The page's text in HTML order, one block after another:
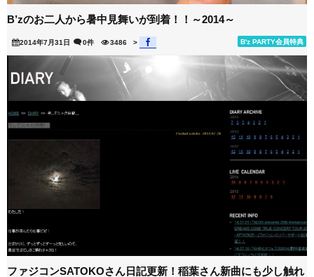
B’zのお二人から暑中見舞いが到着！！～2014～
2014年7月31日 B'z PARTY会員特典
0件 3486 >
ファジコンSATOKOさん日記更新！稲葉さん新曲にも少し触れ